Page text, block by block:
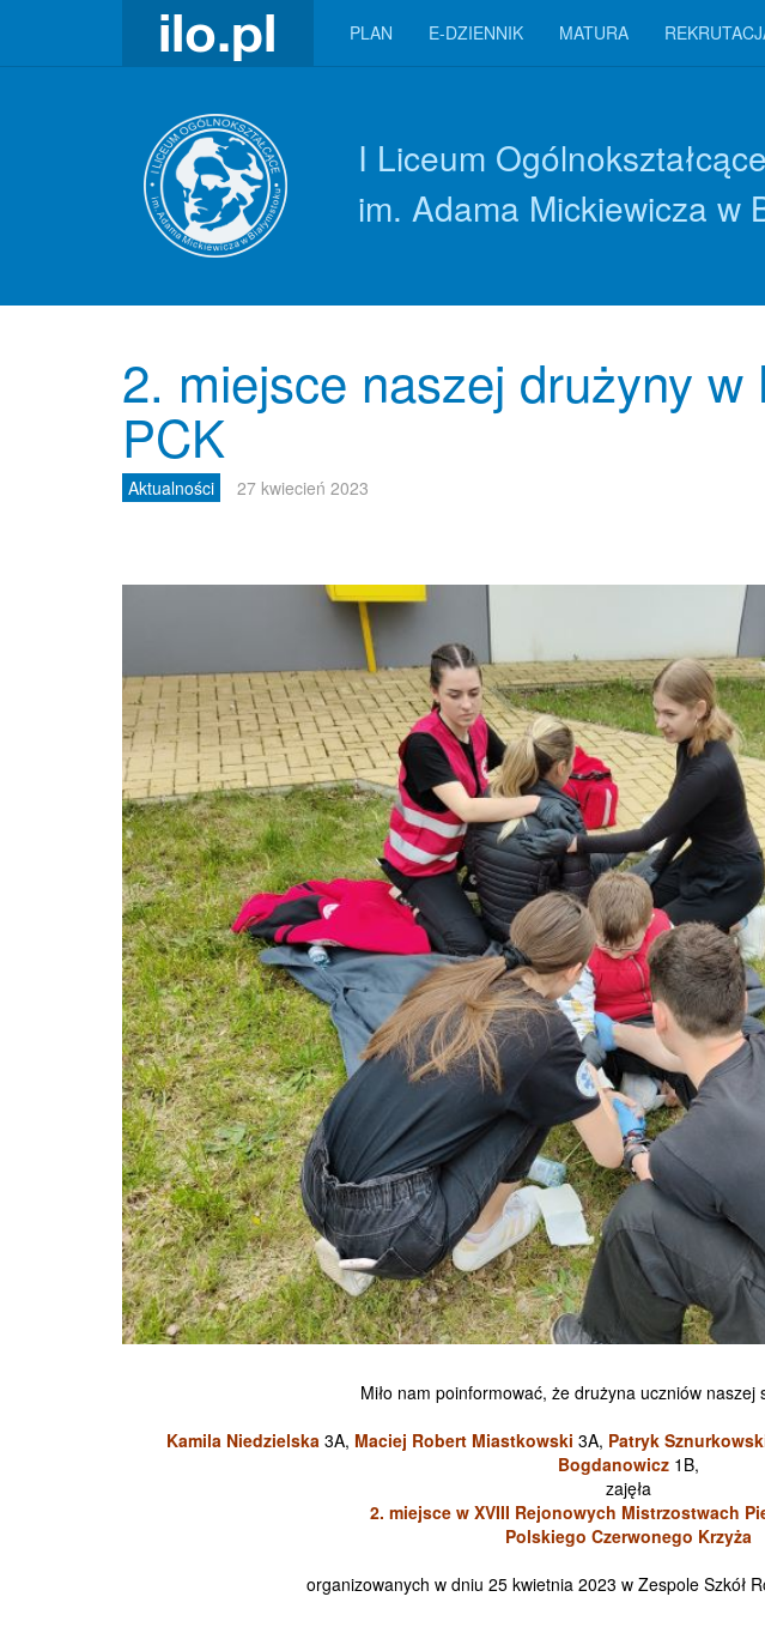
PLAN E-DZIENNIK MATURA
I Liceum Ogólnokształcące
im. Adama Mickiewicza w
2. miejsce naszej drużyny w
PCK
Aktualności 27 kwiecień 2023
Miło nam poinformować, że drużyna uczniów naszej
Kamila Niedzielska 3A, Maciej Robert Miastkowski 3A, Patryk
Bogdanowicz 1B,
zajęła
2. miejsce w XVIII Rejonowych Mistrzostwach
Polskiego Czerwonego Krzyża
organizowanych w dniu 25 kwietnia 2023 w Zespole Szkół